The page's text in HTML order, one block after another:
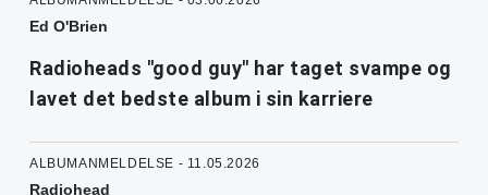
Ed O'Brien
Radioheads "good guy" har taget svampe og
lavet det bedste album i sin karriere
ALBUMANMELDELSE - 11.05.2026
Radiohead